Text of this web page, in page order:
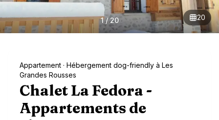
1/20 20
Appartement · Hébergement dog-friendly à Les
Grandes Rousses
Chalet La Fedora -
Appartements de